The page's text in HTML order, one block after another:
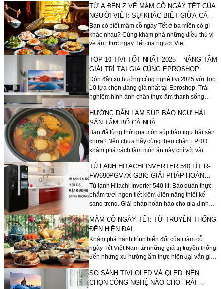
TỪ A ĐẾN Z VỀ MÂM CỖ NGÀY TẾT CỦA
NGƯỜI VIỆT: SỰ KHÁC BIỆT GIỮA CÁC
VÙNG MIỀN
Bạn có biết mâm cỗ ngày Tết ở ba miền có gì
khác nhau? Cùng khám phá những điều thú vị
về ẩm thực ngày Tết của người Việt.
TOP 10 TIVI TỐT NHẤT 2025 – NÂNG TẦM
GIẢI TRÍ TẠI GIA CÙNG EPROSHOP
Đón đầu xu hướng công nghệ tivi 2025 với Top
10 lựa chọn đáng giá nhất tại Eproshop. Trải
nghiệm hình ảnh chân thực âm thanh sống
động và tính năng thông minh vượt trội với các
công nghệ OLED QLED Mini LED từ các
thương hiệu hàng đầu.
HƯỚNG DẪN LÀM SÚP BÀO NGƯ HẢI
SẢN TẨM BỔ CẢ NHÀ
Bạn đã từng thử qua món súp bào ngư hải sản
chưa? Nếu chưa hãy cùng theo chân EPRO
khám phá cách làm món ăn này chỉ với vài
bước cực kì đơn giản tại nhà nhé!
TỦ LẠNH HITACHI INVERTER 540 LÍT R-
FW690PGV7X-GBK: GIẢI PHÁP HOÀN
HẢO CHO GIA ĐÌNH HIỆN ĐẠI
Tủ lạnh Hitachi Inverter 540 lít: Bảo quản thực
phẩm tươi ngon tiết kiệm điện năng thiết kế
sang trọng. Giải pháp hoàn hảo cho gia đình
MÂM CỖ NGÀY TẾT: TỪ TRUYỀN THỐNG
ĐẾN HIỆN ĐẠI
Khám phá hành trình biến đổi của mâm cỗ
ngày Tết Việt Nam từ những giá trị truyền thống
đến những xu hướng ẩm thực hiện đại vẫn giữ
nguyên ý nghĩa sum vầy và ấm cúng.
SO SÁNH TIVI OLED VÀ QLED: NÊN
CHỌN CÔNG NGHỆ NÀO CHO TRẢI